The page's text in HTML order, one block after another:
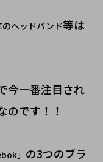
のヘッドバンド等は
今一番注目され
のです！！
」 の3つのブラ